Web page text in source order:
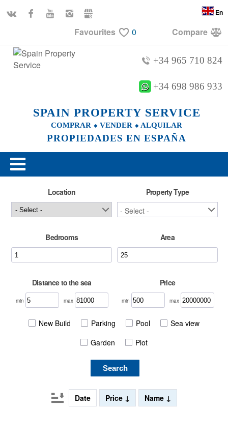
Favourites 0 Compare
En
SPAIN PROPERTY SERVICE
COMPRAR ⬥ VENDER ⬥ ALQUILAR
PROPIEDADES EN ESPAÑA
+34 965 710 824
+34 698 986 933
Location Property Type
Bedrooms Area
Distance to the sea
min max
Price
min max
New Build Parking Pool
Sea view
Garden
Plot
Search
Date Price Name